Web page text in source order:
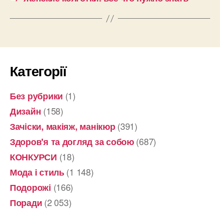
Категорії
Без рубрики (1)
Дизайн (158)
Зачіски, макіяж, манікюр(391)
Здоров'я та догляд за собою(687)
КОНКУРСИ (18)
Мода і стиль(1 148)
Подорожі (166)
Поради (2 053)